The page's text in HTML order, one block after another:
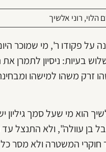
הלוי, רוני אלשיך
על פקודו ר', מי שמוכר
בעיות: ניסיון לתמרן
זרק משהו למישהו
הוא מי שעל סמך גיליון
בן עוולה", ולא התנצל
המשטרה ולא מסר כל